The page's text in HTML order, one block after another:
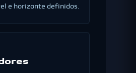
e horizonte definidos.